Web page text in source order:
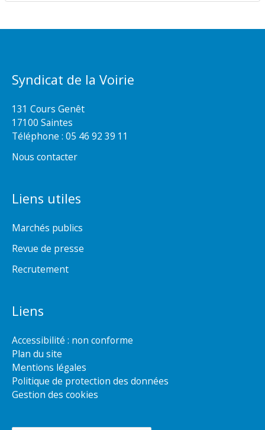
Syndicat de la Voirie
131 Cours Genêt
17100 Saintes
Téléphone : 05 46 92 39 11
Nous contacter
Liens utiles
Marchés publics
Revue de presse
Recrutement
Liens
Accessibilité : non conforme
Plan du site
Mentions légales
Politique de protection des données
Gestion des cookies